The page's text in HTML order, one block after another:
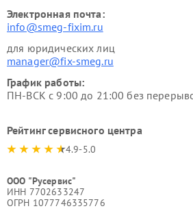
Электронная почта:
info@smeg-fixim.ru
для юридических лиц
manager@fix-smeg.ru
График работы:
ПН-ВСК с 9:00 до 21:00 без
Рейтинг сервисного центра
4.9-5.0
ООО "Русервис"
ИНН 7702633247
ОГРН 1077746335776